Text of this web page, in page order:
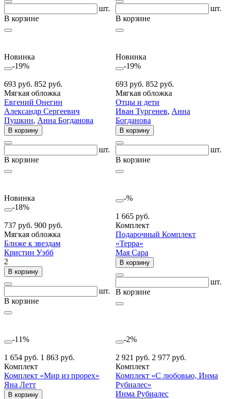
шт.
В корзине
шт.
В корзине
Новинка
-19%
693 руб. 852 руб.
Мягкая обложка
Евгений Онегин
Александр Сергеевич
Пушкин, Анна Богданова
В корзину
шт.
В корзине
Новинка
-19%
693 руб. 852 руб.
Мягкая обложка
Отцы и дети
Иван Тургенев, Анна
Богданова
В корзину
шт.
В корзине
Новинка
-18%
737 руб. 900 руб.
Мягкая обложка
Ближе к звездам
Кристин Уэбб
2
В корзину
шт.
В корзине
-%
1 665 руб.
Комплект
Подарочный Комплект
«Терра»
Мая Сара
В корзину
шт.
В корзине
-11%
1 654 руб. 1 863 руб.
Комплект
Комплект «Мир из прорех»
Яна Летт
В корзину
-2%
2 921 руб. 2 977 руб.
Комплект
Комплект «С любовью, Инма
Рубиалес»
Инма Рубиалес